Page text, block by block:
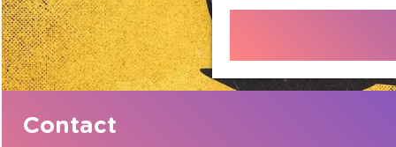
Contact